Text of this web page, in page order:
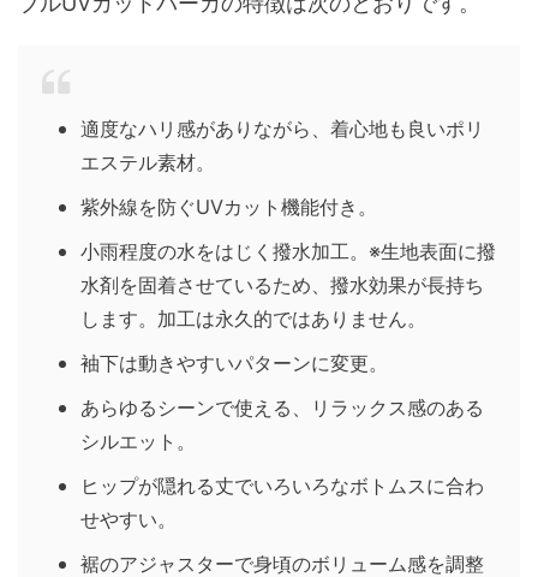
適度なハリ感がありながら、着心地も良いポリ
エステル素材。
紫外線を防ぐUVカット機能付き。
小雨程度の水をはじく撥水加工。※生地表面に撥
水剤を固着させているため、撥水効果が長持ち
します。加工は永久的ではありません。
袖下は動きやすいパターンに変更。
あらゆるシーンで使える、リラックス感のある
シルエット。
ヒップが隠れる丈でいろいろなボトムスに合わ
せやすい。
裾のアジャスターで身頃のボリューム感を調整